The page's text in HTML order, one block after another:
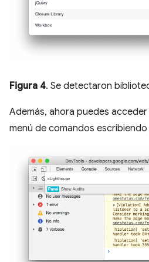
Figura 4. Se detectaron
Además, ahora puedes
menú de comandos escribiendo